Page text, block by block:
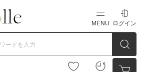
MENU
新規会員登録
ログイン